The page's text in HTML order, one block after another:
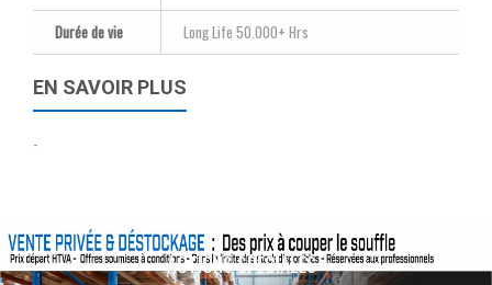
Durée de vie
Long Life 50.000+ Hrs
EN SAVOIR PLUS
-
ACTIONS SPÉCIALES